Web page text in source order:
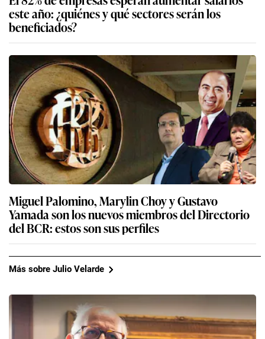
este año: ¿quiénes y qué sectores serán los
beneficiados?
Miguel Palomino, Marylin Choy y Gustavo
Yamada son los nuevos miembros del Directorio
del BCR: estos son sus perfiles
Más sobre Julio Velarde